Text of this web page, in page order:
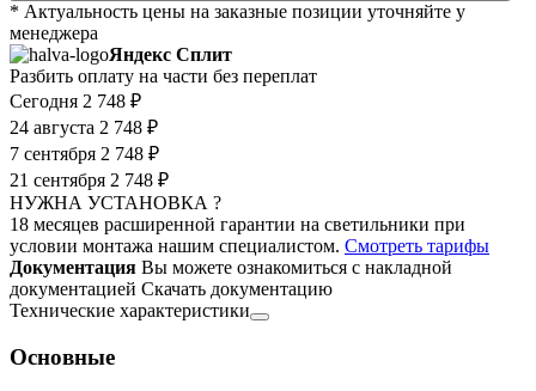
* Актуальность цены на заказные позиции уточняйте у
менеджера
Яндекс Сплит
Разбить оплату на части без переплат
Сегодня 2 748 ₽
24 августа 2 748 ₽
7 сентября 2 748 ₽
21 сентября 2 748 ₽
НУЖНА УСТАНОВКА ?
18 месяцев расширенной гарантии на светильники при
условии монтажа нашим специалистом. Смотреть тарифы
Документация Вы можете ознакомиться с накладной
документацией Скачать документацию
Технические характеристики
Основные